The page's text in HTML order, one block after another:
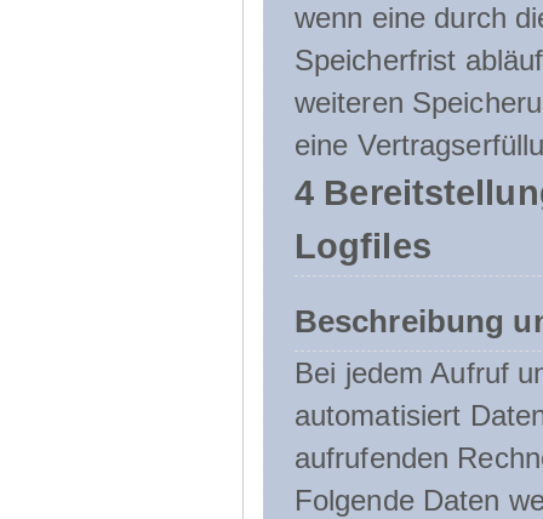
wenn eine durch
Speicherfrist
weiteren
eine
4
Logfiles
Beschreibung
Bei jedem Aufruf
automatisiert
aufrufenden
Folgende Daten